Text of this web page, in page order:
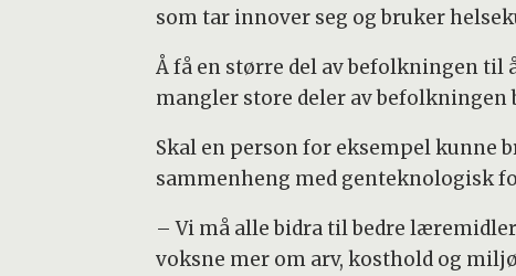
som tar innover seg og bruker
Å få en større del av befolkningen til
mangler store deler av befolkningen
Skal en person for eksempel kunne
sammenheng med genteknologisk
– Vi må alle bidra til bedre
voksne mer om arv, kosthold og